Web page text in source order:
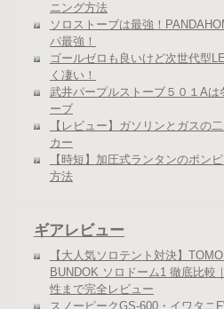
ニング方法
ソロストーブは最強！
パ最強！
ゴールゼロも良いけど次世代型
く凄い！
武井パープルストーブ５０１Aは
ーブ
【レビュー】ガソリンとガスの
カー
【時短】加圧式ランタンのポン
方法
ギアレビュー
【大人気ソロテント対決】
BUNDOK ソロドーム1 徹底比較
性まで完全レビュー
スノーピークGS-600・イワタニ